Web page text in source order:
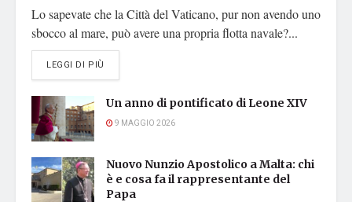
Lo sapevate che la Città del Vaticano, pur non avendo uno
sbocco al mare, può avere una propria flotta navale?...
LEGGI DI PIÙ
Un anno di pontificato di Leone XIV
9 MAGGIO 2026
Nuovo Nunzio Apostolico a Malta: chi
è e cosa fa il rappresentante del
Papa